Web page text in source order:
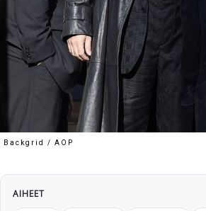
Backgrid / AOP
AIHEET